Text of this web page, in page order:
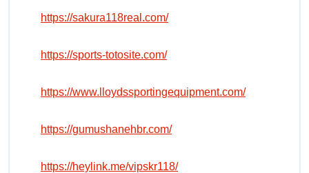
https://sakura118real.com/
https://sports-totosite.com/
https://www.lloydssportingequipment.com/
https://gumushanehbr.com/
https://heylink.me/vipskr118/